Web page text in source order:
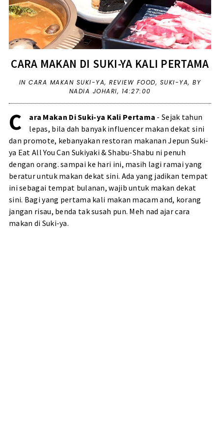
CARA MAKAN DI SUKI-YA KALI PERTAMA
INCARA MAKAN SUKI-YA,REVIEW FOOD, SUKI-YA,BY
NADIA JOHARI, 14:27:00
C ara Makan Di Suki-ya Kali Pertama - Sejak tahun
lepas, bila dah banyak influencer makan dekat sini
dan promote, kebanyakan restoran makanan Jepun Suki-
ya Eat All You Can Sukiyaki & Shabu-Shabu ni penuh
dengan orang. sampai ke hari ini, masih lagi ramai yang
beratur untuk makan dekat sini. Ada yang jadikan tempat
ini sebagai tempat bulanan, wajib untuk makan dekat
sini. Bagi yang pertama kali makan macam and, korang
jangan risau, benda tak susah pun. Meh nad ajar cara
makan di Suki-ya.